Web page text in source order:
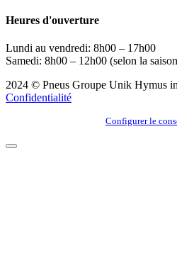
Heures d'ouverture
Lundi au vendredi: 8h00 – 17h00
Samedi: 8h00 – 12h00 (selon la
2024 © Pneus Groupe Unik Hymus
Confidentialité
Configurer le